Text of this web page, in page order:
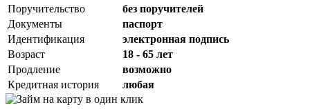
Поручительство
без поручителей
Документы
паспорт
Идентификация
электронная подпись
Возраст
18 - 65 лет
Продление
возможно
Кредитная история
любая